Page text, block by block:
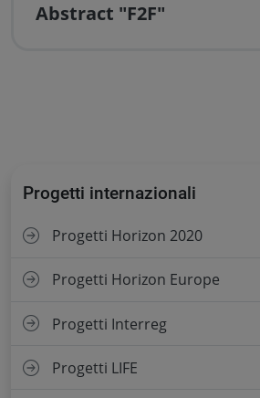
Abstract "F2F"
Progetti internazionali
Progetti Horizon 2020
Progetti Horizon Europe
Progetti Interreg
Progetti LIFE